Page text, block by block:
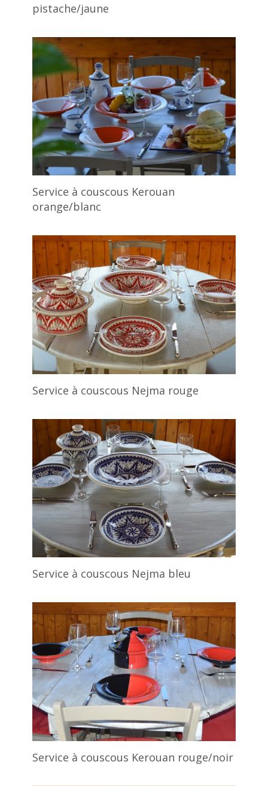
pistache/jaune
Service à couscous Kerouan
orange/blanc
Service à couscous Nejma rouge
Service à couscous Nejma bleu
Service à couscous Kerouan rouge/noir